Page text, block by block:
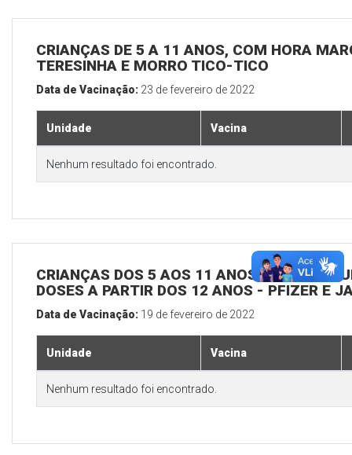
CRIANÇAS DE 5 A 11 ANOS, COM HORA
TERESINHA E MORRO TICO-TICO
Data de Vacinação: 23 de fevereiro de 2022
Unidade Vacina
Nenhum resultado foi encontrado.
CRIANÇAS DOS 5 AOS 11 ANOS EM TODAS
DOSES A PARTIR DOS 12 ANOS - PFIZER E
Data de Vacinação: 19 de fevereiro de 2022
Unidade Vacina
Nenhum resultado foi encontrado.